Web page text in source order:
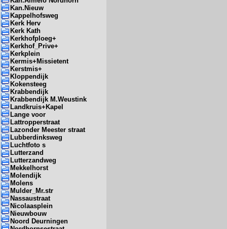
Kan.Nieuw
Kappelhofsweg
Kerk Herv
Kerk Kath
Kerkhofploeg+
Kerkhof_Prive+
Kerkplein
Kermis+Missietent
Kerstmis+
Kloppendijk
Kokensteeg
Krabbendijk
Krabbendijk M.Weustink
Landkruis+Kapel
Lange voor
Lattropperstraat
Lazonder Meester straat
Lubberdinksweg
Luchtfoto s
Lutterzand
Lutterzandweg
Mekkelhorst
Molendijk
Molens
Mulder_Mr.str
Nassaustraat
Nicolaasplein
Nieuwbouw
Noord Deurningen